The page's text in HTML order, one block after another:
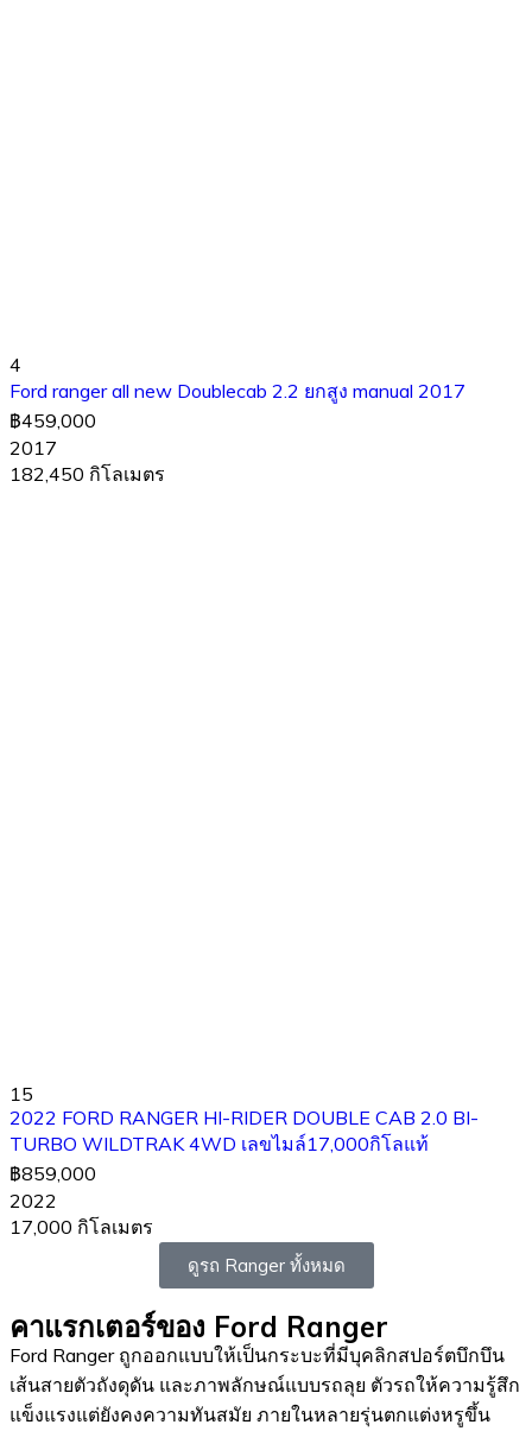
4
Ford ranger all new Doublecab 2.2 ยกสูง manual 2017
฿459,000
2017
182,450 กิโลเมตร
15
2022 FORD RANGER HI-RIDER DOUBLE CAB 2.0 BI-
TURBO WILDTRAK 4WD เลขไมล์17,000กิโลแท้
฿859,000
2022
17,000 กิโลเมตร
ดูรถ Ranger ทั้งหมด
คาแรกเตอร์ของ Ford Ranger
Ford Ranger ถูกออกแบบให้เป็นกระบะที่มีบุคลิกสปอร์ตบึกบึน
เส้นสายตัวถังดุดัน และภาพลักษณ์แบบรถลุย ตัวรถให้ความรู้สึก
แข็งแรงแต่ยังคงความทันสมัย ภายในหลายรุ่นตกแต่งหรูขึ้น